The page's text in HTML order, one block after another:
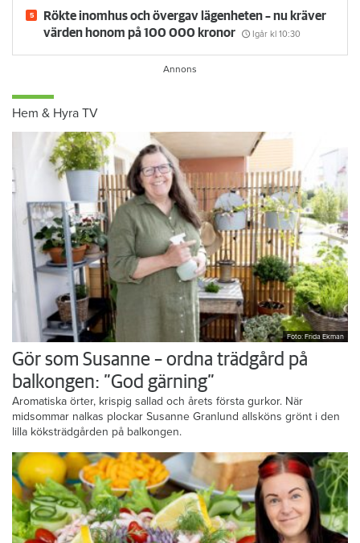
Rökte inomhus och övergav lägenheten – nu kräver
värden honom på 100 000 kronor
Igår kl 10:30
Hem & Hyra TV
Foto: Frida Ekman
Gör som Susanne – ordna trädgård på
balkongen: ”God gärning”
Aromatiska örter, krispig sallad och årets första gurkor. När
midsommar nalkas plockar Susanne Granlund allsköns grönt i den
lilla köksträdgården på balkongen.